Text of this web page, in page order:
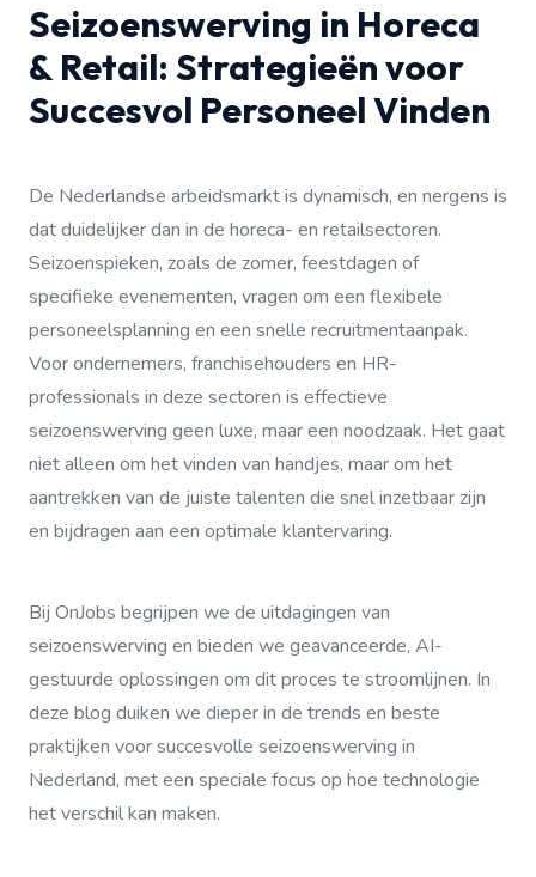
Seizoenswerving in Horeca
& Retail: Strategieën voor
Succesvol Personeel Vinden
De Nederlandse arbeidsmarkt is dynamisch, en nergens is
dat duidelijker dan in de horeca- en retailsectoren.
Seizoenspieken, zoals de zomer, feestdagen of
specifieke evenementen, vragen om een flexibele
personeelsplanning en een snelle recruitmentaanpak.
Voor ondernemers, franchisehouders en HR-
professionals in deze sectoren is effectieve
seizoenswerving geen luxe, maar een noodzaak. Het gaat
niet alleen om het vinden van handjes, maar om het
aantrekken van de juiste talenten die snel inzetbaar zijn
en bijdragen aan een optimale klantervaring.
Bij OnJobs begrijpen we de uitdagingen van
seizoenswerving en bieden we geavanceerde, AI-
gestuurde oplossingen om dit proces te stroomlijnen. In
deze blog duiken we dieper in de trends en beste
praktijken voor succesvolle seizoenswerving in
Nederland, met een speciale focus op hoe technologie
het verschil kan maken.